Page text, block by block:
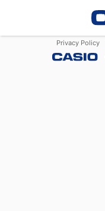
Privacy Policy